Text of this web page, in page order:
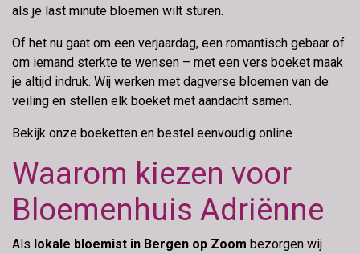
als je last minute bloemen wilt sturen.
Of het nu gaat om een verjaardag, een romantisch gebaar of
om iemand sterkte te wensen – met een vers boeket maak
je altijd indruk. Wij werken met dagverse bloemen van de
veiling en stellen elk boeket met aandacht samen.
Bekijk onze boeketten en bestel eenvoudig online
Waarom kiezen voor
Bloemenhuis Adriënne
Als lokale bloemist in Bergen op Zoom bezorgen wij